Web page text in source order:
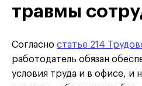
травмы
Согласно статье 214
работодатель обязан
условия труда и в офисе, и